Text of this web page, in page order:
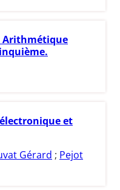
Arithmétique
et
Gérard ; Pejot